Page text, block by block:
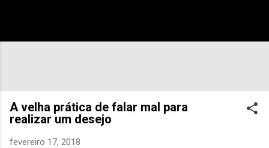
A velha prática de falar mal para
realizar um desejo
fevereiro 17, 2018